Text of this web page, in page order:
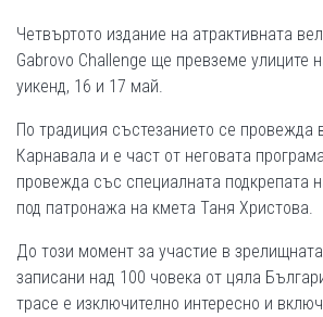
Четвъртото издание на атрактивната
Gabrovo Challenge ще превземе улиците
уикенд, 16 и 17 май.
По традиция състезанието се провежда
Карнавала и е част от неговата
провежда със специалната подкрепата
под патронажа на кмета Таня Христова.
До този момент за участие в
записани над 100 човека от цяла
трасе е изключително интересно и